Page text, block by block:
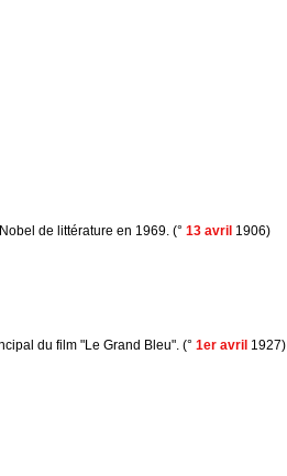
de littérature en 1969. (° 13 avril1906)
du film "Le Grand Bleu". (° 1er avril1927)